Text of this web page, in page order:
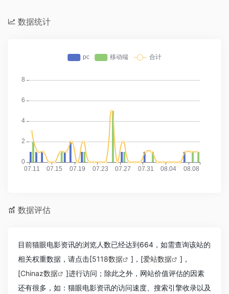
数据统计
数据评估
目前猫眼电影资讯的浏览人数已经达到664，如需查询该站的
相关权重数据，请点击[5118数据 ]，[爱站数据
]，
[Chinaz数据
]进行访问；除此之外，网站价值评估的因素
还有很多，如：猫眼电影资讯的访问速度、搜索引擎收录以及